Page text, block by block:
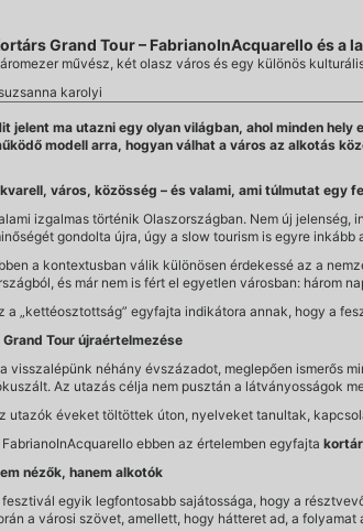
Grand Tour – FabrianoInAcquarello és a
művész, két olasz város és egy különös
karolyi
jelent ma utazni egy olyan világban, ahol minden
modell arra, hogyan válhat a város az alkotás
város, közösség – és valami, ami túlmutat egy
izgalmas történik Olaszországban. Nem új
gondolta újra, úgy a slow tourism is egyre
a kontextusban válik különösen érdekessé az a
és már nem is fért el egyetlen városban: három
a „kettéosztottság” egyfajta indikátora annak, hogy a
Grand Tour újraértelmezése
visszalépünk néhány évszázadot, meglepően ismerős
Az utazás célja nem pusztán a látványosságok
utazók éveket töltöttek úton, nyelveket tanultak,
FabrianoInAcquarello ebben az értelemben egyfajta
nézők, hanem alkotók
fesztivál egyik legfontosabb sajátossága, hogy a
a városi szövet, amellett, hogy hátteret ad, a